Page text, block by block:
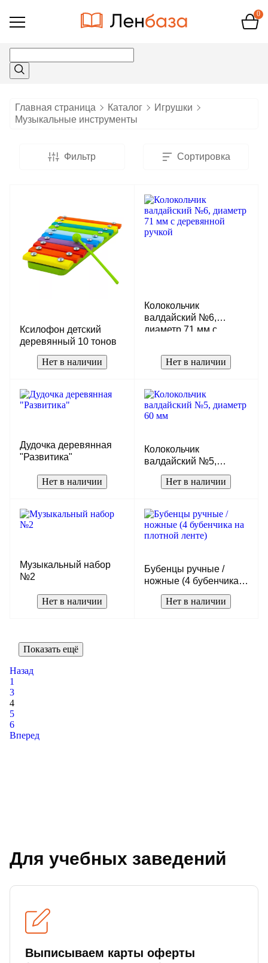
Открыть
0
Главная страница Каталог
Игрушки
Музыкальные инструменты
Фильтр Сортировка
Ксилофон детский
деревянный 10 тонов
Нет в наличии
Колокольчик
валдайский №6,
диаметр 71 мм с
Нет в наличии
Дудочка деревянная
"Развитика"
Нет в наличии
Колокольчик
валдайский №5,
диаметр 60 мм
Нет в наличии
Музыкальный набор
№2
Нет в наличии
Бубенцы ручные /
ножные (4 бубенчика
на плотной ленте)
Нет в наличии
Показать ещё
Назад
1
3
4
5
6
Вперед
Для учебных заведений
Выписываем карты оферты